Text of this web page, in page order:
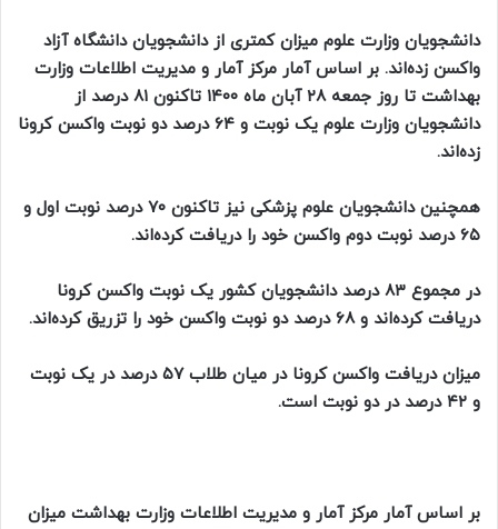
دانشجویان وزارت علوم میزان کمتری از دانشجویان دانشگاه آزاد
واکسن زده‌اند. بر اساس آمار مرکز آمار و مدیریت اطلاعات وزارت
بهداشت تا روز جمعه ۲۸ آبان ماه
تاکنون ۸۱ درصد از
دانشجویان وزارت علوم یک نوبت و ۶۴ درصد دو نوبت واکسن کرونا
زده‌اند.
همچنین دانشجویان علوم پزشکی نیز تاکنون ۷۰ درصد نوبت اول و
۶۵ درصد نوبت دوم واکسن خود را دریافت کرده‌اند.
در مجموع ۸۳ درصد دانشجویان کشور یک نوبت واکسن کرونا
دریافت کرده‌اند و ۶۸ درصد دو نوبت واکسن خود را تزریق کرده‌اند.
میزان دریافت واکسن کرونا در میان طلاب ۵۷ درصد در یک نوبت
و ۴۲ درصد در دو نوبت است.
بر اساس آمار مرکز آمار و مدیریت اطلاعات وزارت بهداشت میزان